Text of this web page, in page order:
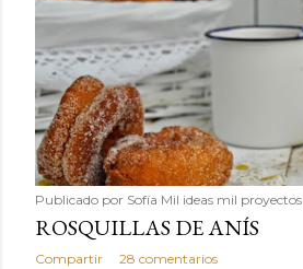
Publicado por Sofía Mil ideas mil proyectos
ROSQUILLAS DE ANÍS
Compartir 28 comentarios